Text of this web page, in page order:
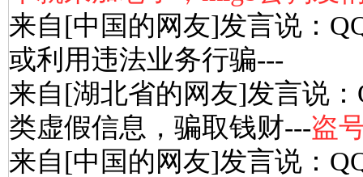
来自[中国的网友]发言说：
或利用违法业务行骗---
来自[湖北省的网友]发言说
类虚假信息，骗取钱财---盗
来自[中国的网友]发言说：